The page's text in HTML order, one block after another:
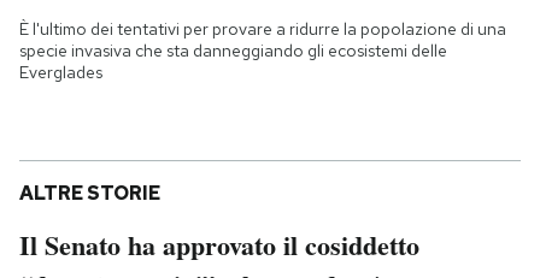
È l'ultimo dei tentativi per provare a ridurre la popolazione di una
specie invasiva che sta danneggiando gli ecosistemi delle
Everglades
ALTRE STORIE
Il Senato ha approvato il cosiddetto